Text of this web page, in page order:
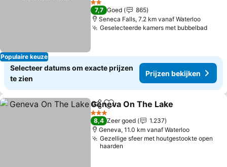
Populaire keuze
2 Sterren
7,7 Goed
865
Seneca Falls, 7.2 km vanaf Waterloo
Geselecteerde kamers met bubbelbad
Selecteer datums om exacte prijzen
te zien
Prijzen bekijken
DelenToevoegen aan favorieten
Geneva On The Lake
3 Sterren
8,4 Zeer goed
1.237
Geneva, 11.0 km vanaf Waterloo
Gezellige sfeer met houtgestookte open
haarden